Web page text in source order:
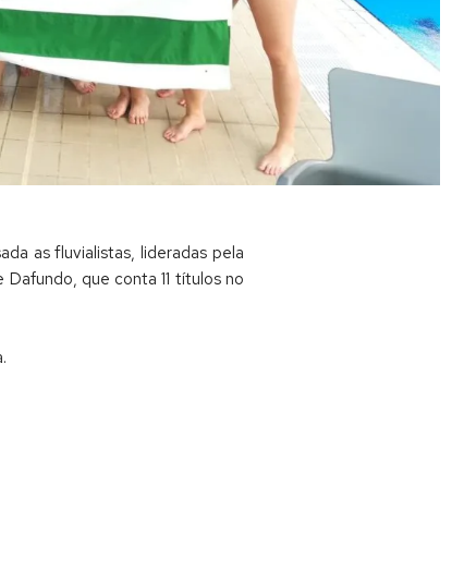
as fluvialistas, lideradas pela
que conta 11 títulos no